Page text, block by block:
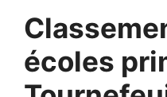
écoles